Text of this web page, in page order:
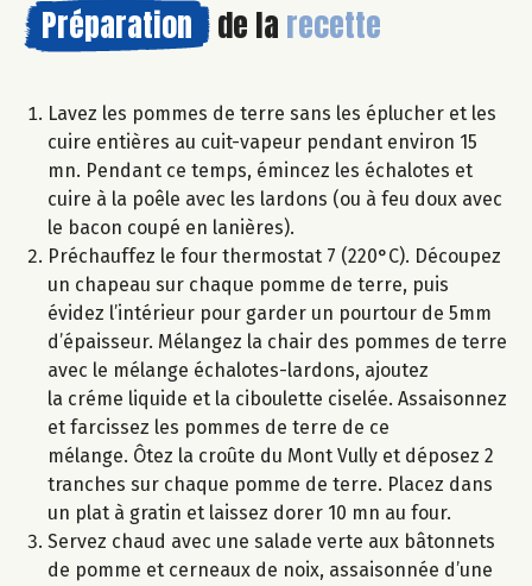
Préparation de la recette
Lavez les pommes de terre sans les éplucher et les
cuire entières au cuit-vapeur pendant environ 15
mn. Pendant ce temps, émincez les échalotes et
cuire à la poêle avec les lardons (ou à feu doux avec
le bacon coupé en lanières).
Préchauffez le four thermostat 7 (220°C). Découpez
un chapeau sur chaque pomme de terre, puis
évidez l’intérieur pour garder un pourtour de 5mm
d’épaisseur. Mélangez la chair des pommes de terre
avec le mélange échalotes-lardons, ajoutez
la créme liquide et la ciboulette ciselée. Assaisonnez
et farcissez les pommes de terre de ce
mélange. Ôtez la croûte du Mont Vully et déposez 2
tranches sur chaque pomme de terre. Placez dans
un plat à gratin et laissez dorer 10 mn au four.
Servez chaud avec une salade verte aux bâtonnets
de pomme et cerneaux de noix, assaisonnée d’une